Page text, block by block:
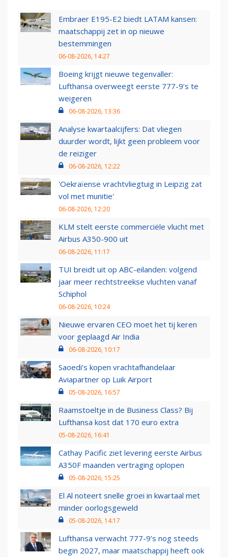
Embraer E195-E2 biedt LATAM kansen:
maatschappij zet in op nieuwe
bestemmingen
06-08-2026, 14:27
Boeing krijgt nieuwe tegenvaller:
Lufthansa overweegt eerste 777-9’s te
weigeren
06-08-2026, 13:36
Analyse kwartaalcijfers: Dat vliegen
duurder wordt, lijkt geen probleem voor
de reiziger
06-08-2026, 12:22
'Oekraïense vrachtvliegtuig in Leipzig zat
vol met munitie'
06-08-2026, 12:20
KLM stelt eerste commerciële vlucht met
Airbus A350-900 uit
06-08-2026, 11:17
TUI breidt uit op ABC-eilanden: volgend
jaar meer rechtstreekse vluchten vanaf
Schiphol
06-08-2026, 10:24
Nieuwe ervaren CEO moet het tij keren
voor geplaagd Air India
06-08-2026, 10:17
Saoedi’s kopen vrachtafhandelaar
Aviapartner op Luik Airport
05-08-2026, 16:57
Raamstoeltje in de Business Class? Bij
Lufthansa kost dat 170 euro extra
05-08-2026, 16:41
Cathay Pacific ziet levering eerste Airbus
A350F maanden vertraging oplopen
05-08-2026, 15:25
El Al noteert snelle groei in kwartaal met
minder oorlogsgeweld
05-08-2026, 14:17
Lufthansa verwacht 777-9’s nog steeds
begin 2027, maar maatschappij heeft ook